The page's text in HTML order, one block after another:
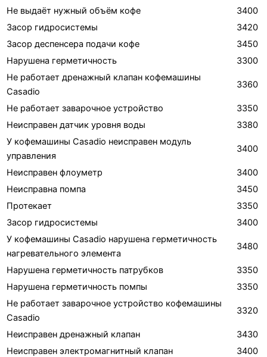
Не выдаёт нужный объём кофе
3400
Засор гидросистемы
3420
Засор деспенсера подачи кофе
3450
Нарушена герметичность
3300
Не работает дренажный клапан кофемашины
Casadio
3360
Не работает заварочное устройство
3350
Неисправен датчик уровня воды
3380
У кофемашины Casadio неисправен модуль
управления
3400
Неисправен флоуметр
3400
Неисправна помпа
3450
Протекает
3350
Засор гидросистемы
3400
У кофемашины Casadio нарушена герметичность
нагревательного элемента
3480
Нарушена герметичность патрубков
3350
Нарушена герметичность помпы
3350
Не работает заварочное устройство кофемашины
Casadio
3320
Неисправен дренажный клапан
3430
Неисправен электромагнитный клапан
3400